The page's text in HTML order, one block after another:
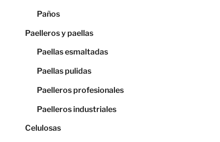
Paños
Paelleros y paellas
Paellas esmaltadas
Paellas pulidas
Paelleros profesionales
Paelleros industriales
Celulosas